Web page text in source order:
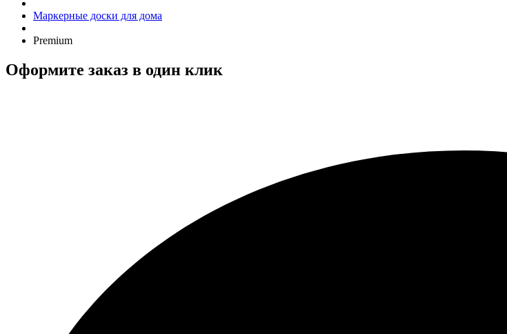
Маркерные доски для дома
Premium
Оформите заказ в один клик